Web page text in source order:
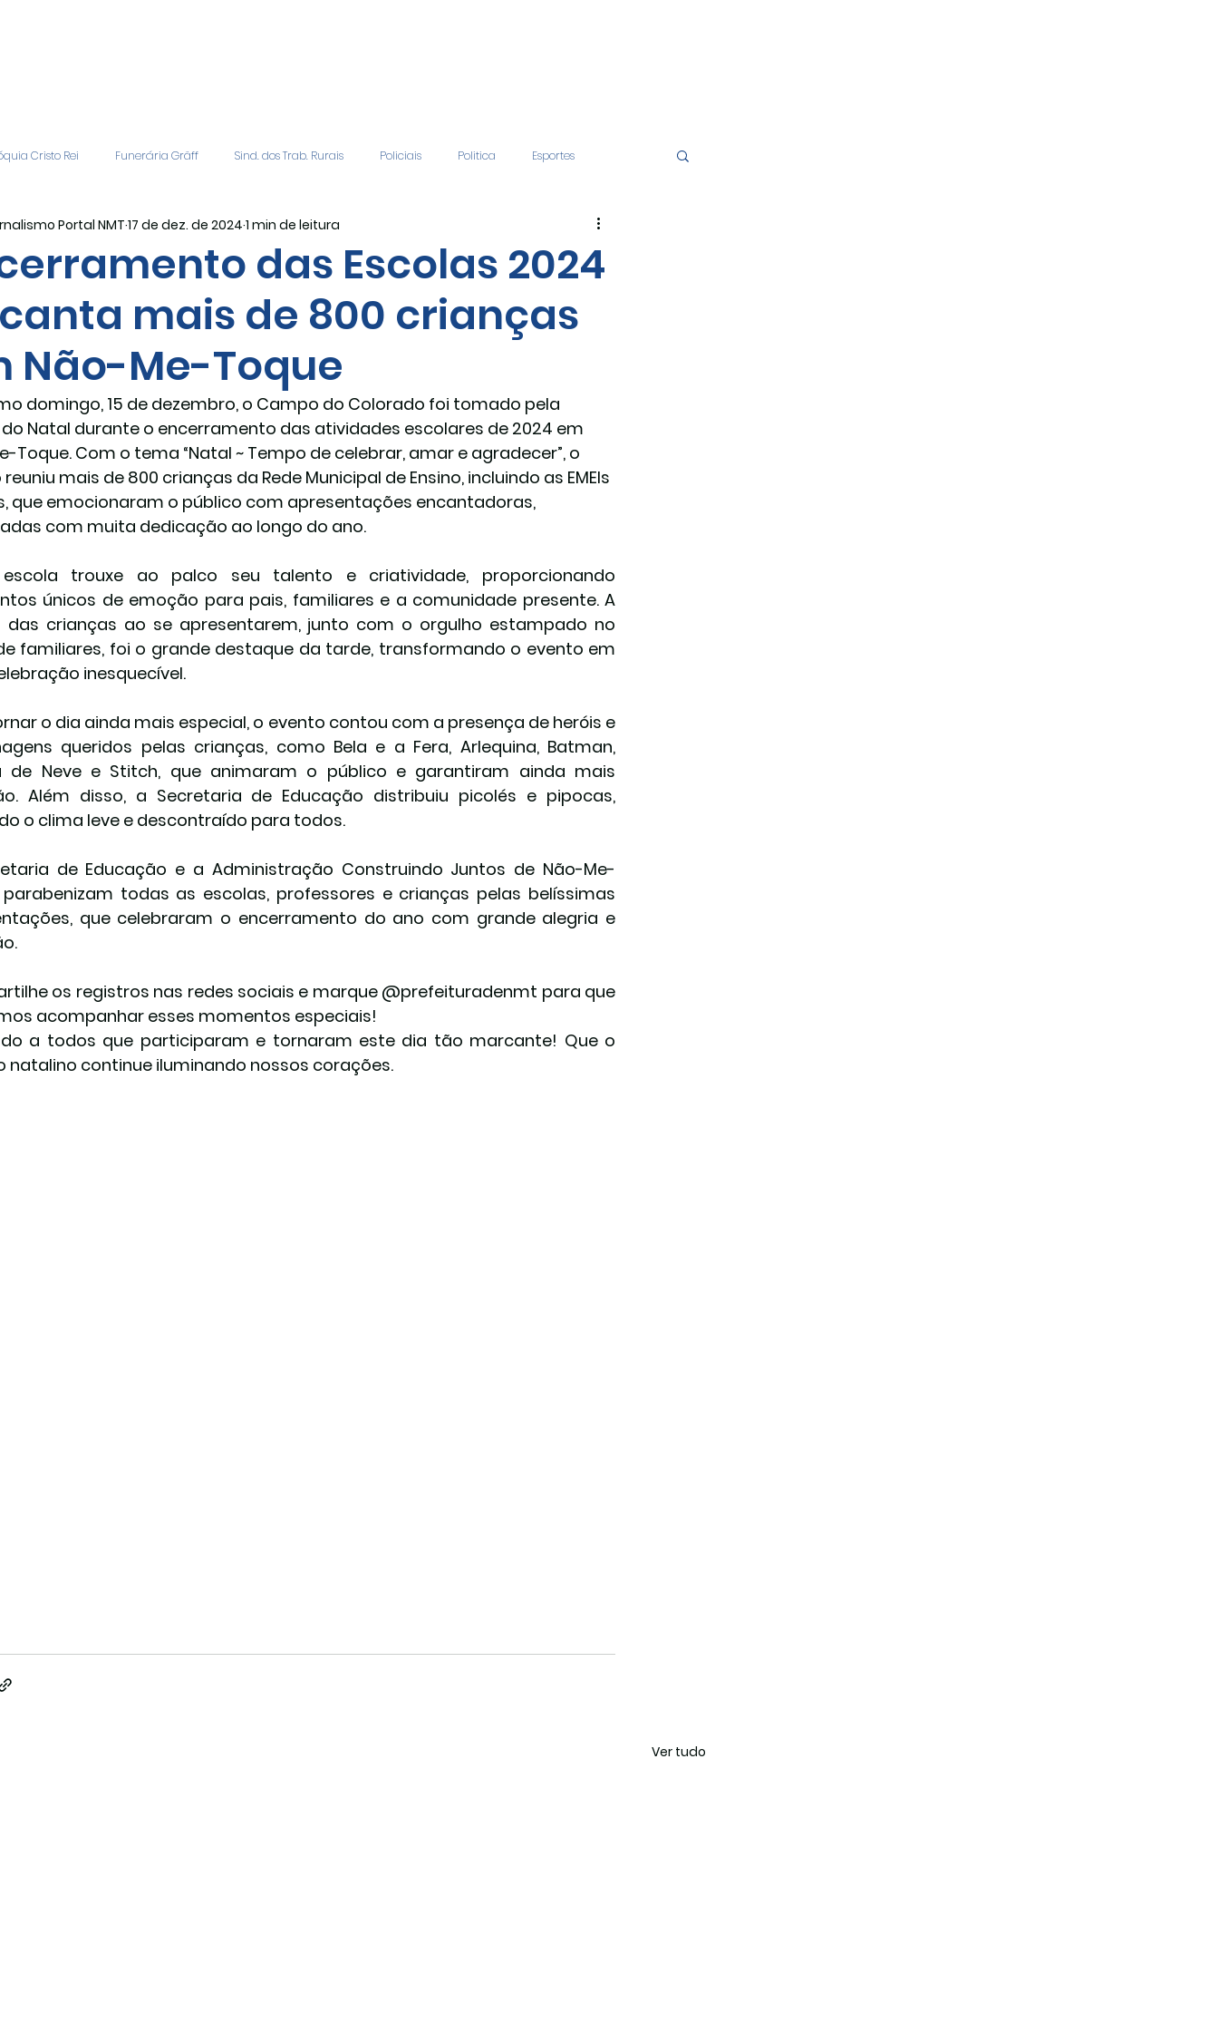
Cristo Rei Funerária Gräff Sind. dos Trab. Rurais Policiais Politica Esportes
Geral Patrocinadores Vagas de Emprego
Sindicato Rural Adriane Veiga - Finanças
das Escolas 2024
mais de 800 crianças
Não-Me-Toque
Portal NMT 17 de dez. de 2024 1 min de leitura
domingo, 15 de dezembro, o Campo do Colorado foi tomado pela
Natal durante o encerramento das atividades escolares de 2024 em
Toque. Com o tema “Natal ~ Tempo de celebrar, amar e agradecer”, o
mais de 800 crianças da Rede Municipal de Ensino, incluindo as EMEIs
que emocionaram o público com apresentações encantadoras,
com muita dedicação ao longo do ano.
trouxe ao palco seu talento e criatividade, proporcionando
únicos de emoção para pais, familiares e a comunidade presente. A
das crianças ao se apresentarem, junto com o orgulho estampado no
familiares, foi o grande destaque da tarde, transformando o evento em
inesquecível.
o dia ainda mais especial, o evento contou com a presença de heróis e
queridos pelas crianças, como Bela e a Fera, Arlequina, Batman,
de Neve e Stitch, que animaram o público e garantiram ainda mais
Além disso, a Secretaria de Educação distribuiu picolés e pipocas,
o clima leve e descontraído para todos.
de Educação e a Administração Construindo Juntos de Não-Me-
todas as escolas, professores e crianças pelas belíssimas
que celebraram o encerramento do ano com grande alegria e
os registros nas redes sociais e marque @prefeituradenmt para que
acompanhar esses momentos especiais!
a todos que participaram e tornaram este dia tão marcante! Que o
natalino continue iluminando nossos corações.
Ver tudo